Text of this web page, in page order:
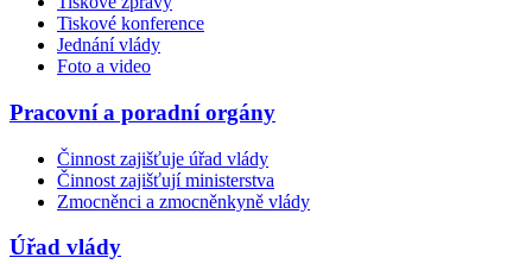
Tiskové konference
Jednání vlády
Foto a video
Pracovní a poradní orgány
Činnost zajišťuje úřad vlády
Činnost zajišťují ministerstva
Zmocněnci a zmocněnkyně vlády
Úřad vlády